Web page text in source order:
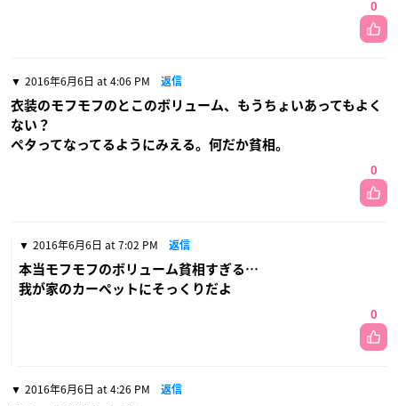
0
2016年6月6日 at 4:06 PM 返信
衣装のモフモフのとこのボリューム、もうちょいあってもよく
ない？
ペタってなってるようにみえる。何だか貧相。
0
2016年6月6日 at 7:02 PM 返信
本当モフモフのボリューム貧相すぎる…
我が家のカーペットにそっくりだよ
0
2016年6月6日 at 4:26 PM 返信